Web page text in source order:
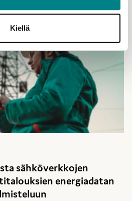
Kiellä
sähköverkkojen
energiadatan